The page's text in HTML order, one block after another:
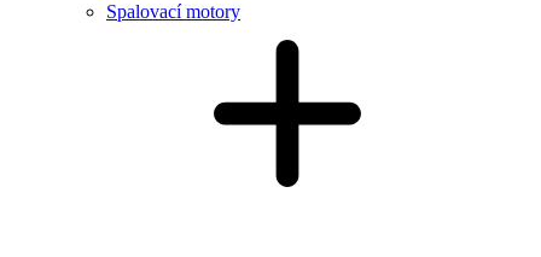
Spalovací motory